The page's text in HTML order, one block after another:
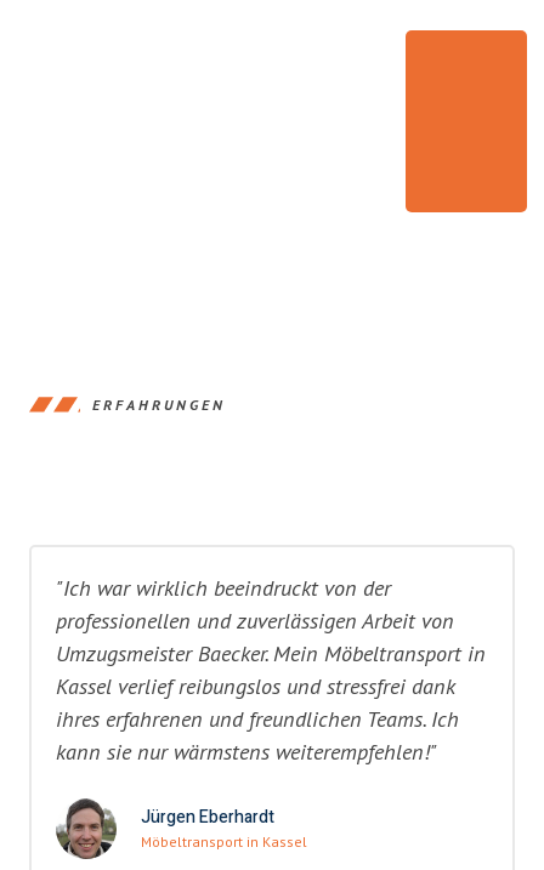
ERFAHRUNGEN
"Ich war wirklich beeindruckt von der
professionellen und zuverlässigen Arbeit von
Umzugsmeister Baecker. Mein Möbeltransport in
Kassel verlief reibungslos und stressfrei dank
ihres erfahrenen und freundlichen Teams. Ich
kann sie nur wärmstens weiterempfehlen!"
Jürgen Eberhardt
Möbeltransport in Kassel